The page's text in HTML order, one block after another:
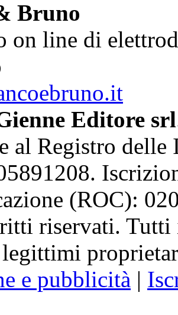
Bruno
on line di
Editore srl
al Registro delle
(ROC):
riservati. Tutti
legittimi
e pubblicità |